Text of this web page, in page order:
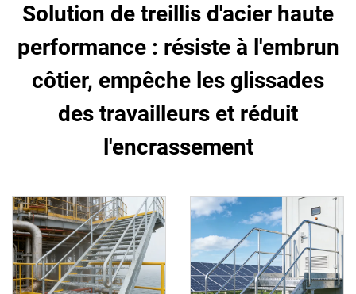
Solution de treillis d'acier haute
performance : résiste à l'embrun
côtier, empêche les glissades
des travailleurs et réduit
l'encrassement